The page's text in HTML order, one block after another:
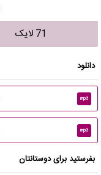
71 لایک
دانلود
mp3
mp3
بفرستید برای دوستانتان